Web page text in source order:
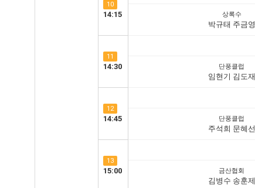
10
14:15 상록수
박규태 주금영
11
14:30 단풍클럽
임현기 김도재
12
14:45 단풍클럽
주석희 문혜선
13
15:00 금산협회
김병수 송훈제